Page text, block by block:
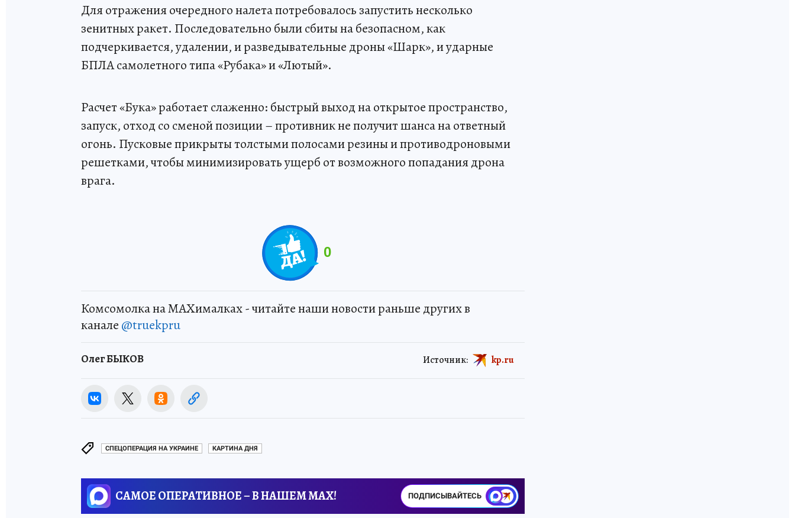
Для отражения очередного налета потребовалось запустить несколько
зенитных ракет. Последовательно были сбиты на безопасном, как
подчеркивается, удалении, и разведывательные дроны «Шарк», и ударные
БПЛА самолетного типа «Рубака» и «Лютый».
Расчет «Бука» работает слаженно: быстрый выход на открытое пространство,
запуск, отход со сменой позиции – противник не получит шанса на ответный
огонь. Пусковые прикрыты толстыми полосами резины и противодроновыми
решетками, чтобы минимизировать ущерб от возможного попадания дрона
врага.
0
Комсомолка на MAXималках - читайте наши новости раньше других в
канале @truekpru
Олег БЫКОВ Источник: kp.ru
СПЕЦОПЕРАЦИЯ НА УКРАИНЕ КАРТИНА ДНЯ
САМОЕ ОПЕРАТИВНОЕ – В НАШЕМ MAX! ПОДПИСЫВАЙТЕСЬ